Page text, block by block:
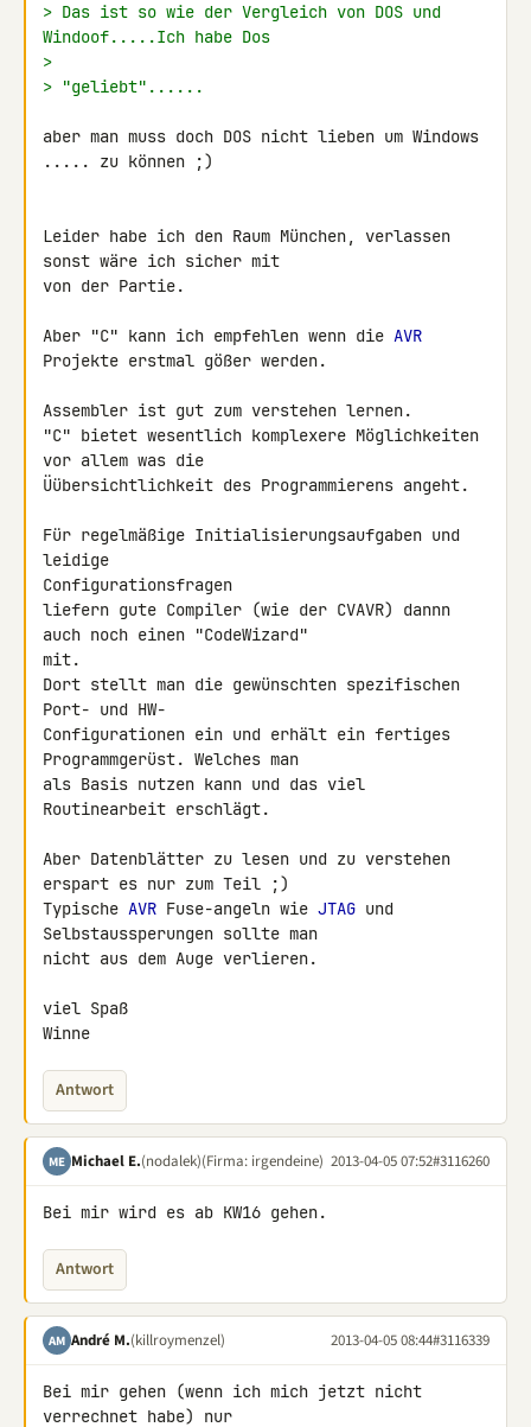
> Das ist so wie der Vergleich von DOS und
Windoof.....Ich habe Dos
>
> "geliebt"......
aber man muss doch DOS nicht lieben um Windows
..... zu können ;)
Leider habe ich den Raum München, verlassen
sonst wäre ich sicher mit
von der Partie.
Aber "C" kann ich empfehlen wenn die AVR
Projekte erstmal gößer werden.
Assembler ist gut zum verstehen lernen.
"C" bietet wesentlich komplexere Möglichkeiten
vor allem was die
Üübersichtlichkeit des Programmierens angeht.
Für regelmäßige Initialisierungsaufgaben und
leidige
Configurationsfragen
liefern gute Compiler (wie der CVAVR) dannn
auch noch einen "CodeWizard"
mit.
Dort stellt man die gewünschten spezifischen
Port- und HW-
Configurationen ein und erhält ein fertiges
Programmgerüst. Welches man
als Basis nutzen kann und das viel
Routinearbeit erschlägt.
Aber Datenblätter zu lesen und zu verstehen
erspart es nur zum Teil ;)
Typische AVR Fuse-angeln wie JTAG und
Selbstaussperungen sollte man
nicht aus dem Auge verlieren.
viel Spaß
Winne
Antwort
ME Michael E.(nodalek)(Firma: irgendeine) 2013-04-05 07:52#3116260
Bei mir wird es ab KW16 gehen.
Antwort
AM André M.(killroymenzel) 2013-04-05 08:44#3116339
Bei mir gehen (wenn ich mich jetzt nicht
verrechnet habe) nur